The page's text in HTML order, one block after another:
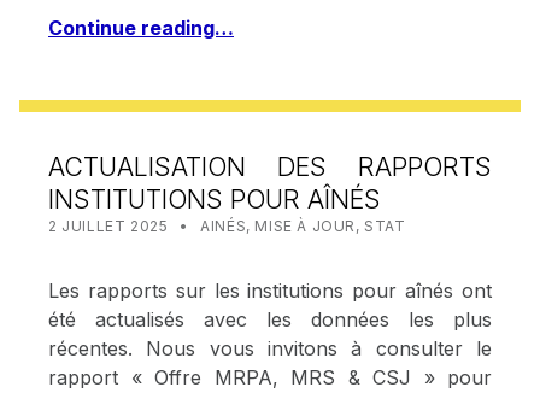
Continue reading…
ACTUALISATION DES RAPPORTS
INSTITUTIONS POUR AÎNÉS
POSTED ON:
2 JUILLET 2025 WRITTEN BY:
STAT IRISCARE
CATEGORIZED IN:
AINÉS, MISE À JOUR , STAT
Les rapports sur les institutions pour aînés ont
été actualisés avec les données les plus
récentes. Nous vous invitons à consulter le
rapport « Offre MRPA, MRS & CSJ » pour